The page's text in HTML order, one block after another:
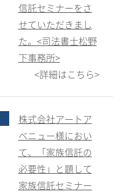
信託セミナーをさ
せていただきまし
た。<司法書士松野
下事務所>
<詳細はこちら>
株式会社アートア
ベニュー様におい
て、「家族信託の
必要性」と題して
家族信託セミナー